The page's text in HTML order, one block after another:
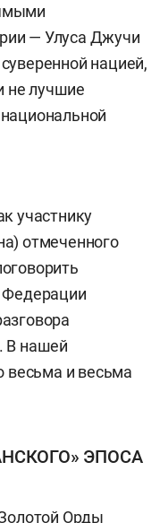
— Улуса Джучи
нацией,
не лучшие
участнику
отмеченного
Федерации
В нашей
весьма и весьма
ЭПОСА
Орды